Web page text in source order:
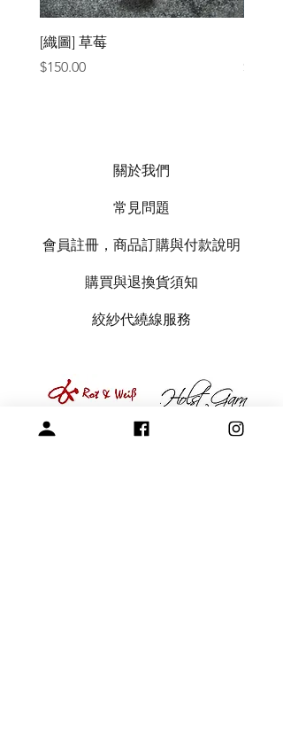
[織圖] 草莓
價格
$150.00
價格
關於我們
常見問題
會員註冊，商品訂購與付款說明
購買與退換貨須知
絞紗代繞線服務